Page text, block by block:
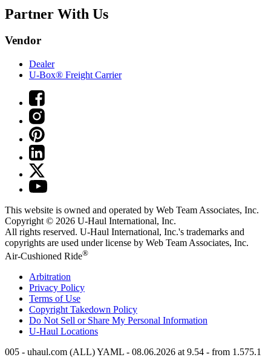
Partner With Us
Vendor
Dealer
U-Box® Freight Carrier
This website is owned and operated by Web Team Associates, Inc.
Copyright © 2026 U-Haul International, Inc.
All rights reserved. U-Haul International, Inc.'s trademarks and
copyrights are used under license by Web Team Associates, Inc.
Air-Cushioned Ride®
Arbitration
Privacy Policy
Terms of Use
Copyright Takedown Policy
Do Not Sell or Share My Personal Information
U-Haul Locations
005 - uhaul.com (ALL) YAML - 08.06.2026 at 9.54 - from 1.575.1